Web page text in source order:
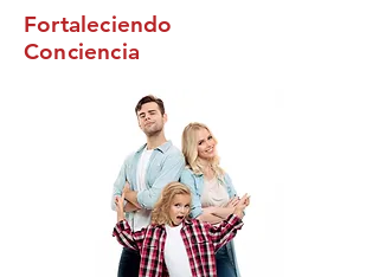
Fortaleciendo
Conciencia